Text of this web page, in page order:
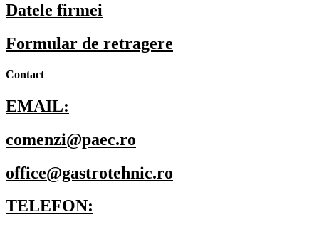
Datele firmei
Formular de retragere
Contact
EMAIL:
comenzi@paec.ro
office@gastrotehnic.ro
TELEFON: